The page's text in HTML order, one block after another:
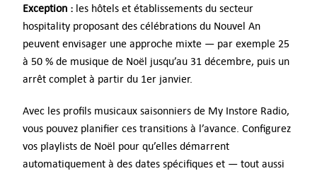
Exception :les hôtels et établissements du secteur
hospitality proposant des célébrations du Nouvel An
peuvent envisager une approche mixte — par exemple 25
à 50 % de musique de Noël jusqu’au 31 décembre, puis un
arrêt complet à partir du 1er janvier.
Avec les profils musicaux saisonniers de My Instore Radio,
vous pouvez planifier ces transitions à l’avance. Configurez
vos playlists de Noël pour qu’elles démarrent
automatiquement à des dates spécifiques et — tout aussi